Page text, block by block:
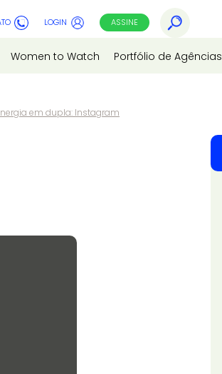
LOGIN ASSINE
Women to Watch Portfólio de Agências
em dupla: Instagram